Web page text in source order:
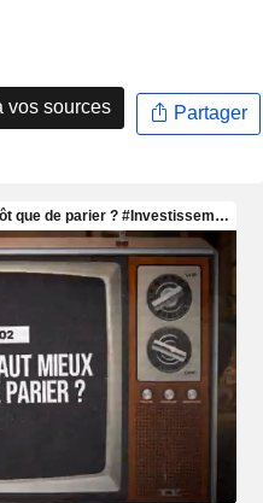
vos sources Partager